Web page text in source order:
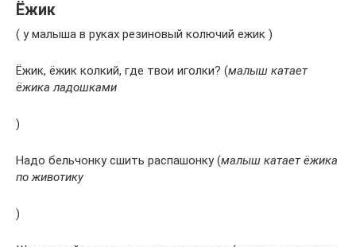
Ёжик
( у малыша в руках резиновый колючий ежик )
Ёжик, ёжик колкий, где твои иголки? (малыш катает
ёжика ладошками
)
Надо бельчонку сшить распашонку (малыш катает ёжика
по животику
)